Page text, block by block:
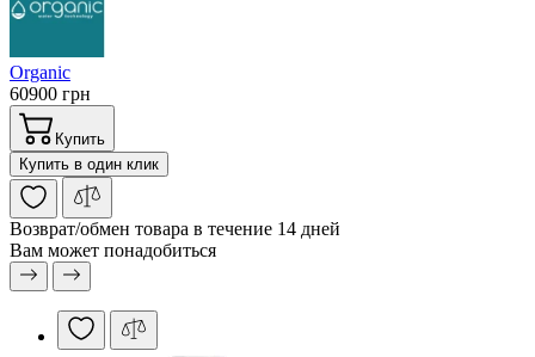
Organic
60900 грн
Купить
Купить в один клик
Возврат/обмен товара в течение 14 дней
Вам может понадобиться